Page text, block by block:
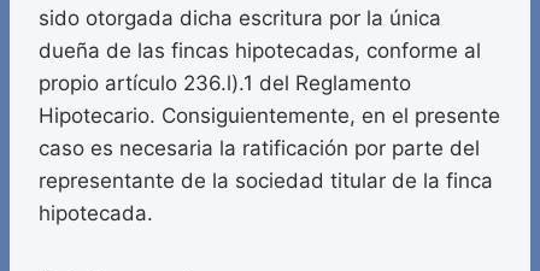
sido otorgada dicha escritura por la única
dueña de las fincas hipotecadas, conforme al
propio artículo 236.l).1 del Reglamento
Hipotecario. Consiguientemente, en el presente
caso es necesaria la ratificación por parte del
representante de la sociedad titular de la finca
hipotecada.